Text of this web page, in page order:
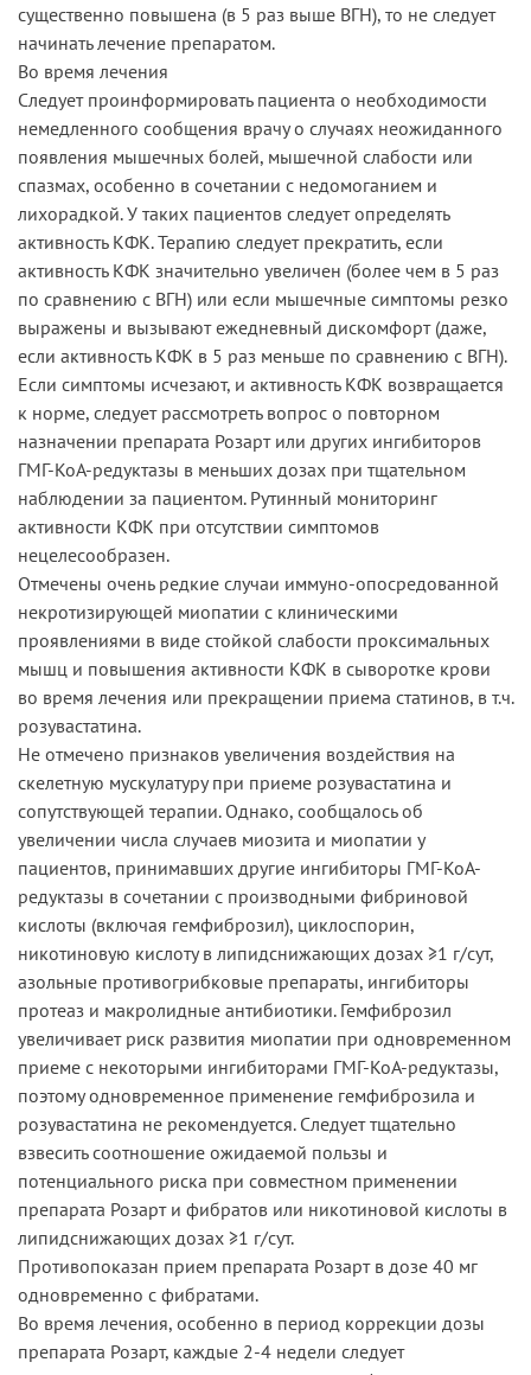
существенно повышена (в 5 раз выше ВГН), то не следует
начинать лечение препаратом.
Во время лечения
Следует проинформировать пациента о необходимости
немедленного сообщения врачу о случаях неожиданного
появления мышечных болей, мышечной слабости или
спазмах, особенно в сочетании с недомоганием и
лихорадкой. У таких пациентов следует определять
активность КФК. Терапию следует прекратить, если
активность КФК значительно увеличен (более чем в 5 раз
по сравнению с ВГН) или если мышечные симптомы резко
выражены и вызывают ежедневный дискомфорт (даже,
если активность КФК в 5 раз меньше по сравнению с ВГН).
Если симптомы исчезают, и активность КФК возвращается
к норме, следует рассмотреть вопрос о повторном
назначении препарата Розарт или других ингибиторов
ГМГ-КоА-редуктазы в меньших дозах при тщательном
наблюдении за пациентом. Рутинный мониторинг
активности КФК при отсутствии симптомов
нецелесообразен.
Отмечены очень редкие случаи иммуно-опосредованной
некротизирующей миопатии с клиническими
проявлениями в виде стойкой слабости проксимальных
мышц и повышения активности КФК в сыворотке крови
во время лечения или прекращении приема статинов, в т.ч.
розувастатина.
Не отмечено признаков увеличения воздействия на
скелетную мускулатуру при приеме розувастатина и
сопутствующей терапии. Однако, сообщалось об
увеличении числа случаев миозита и миопатии у
пациентов, принимавших другие ингибиторы ГМГ-КоА-
редуктазы в сочетании с производными фибриновой
кислоты (включая гемфиброзил), циклоспорин,
никотиновую кислоту в липидснижающих дозах ≥1 г/сут,
азольные противогрибковые препараты, ингибиторы
протеаз и макролидные антибиотики. Гемфиброзил
увеличивает риск развития миопатии при одновременном
приеме с некоторыми ингибиторами ГМГ-КоА-редуктазы,
поэтому одновременное применение гемфиброзила и
розувастатина не рекомендуется. Следует тщательно
взвесить соотношение ожидаемой пользы и
потенциального риска при совместном применении
препарата Розарт и фибратов или никотиновой кислоты в
липидснижающих дозах ≥1 г/сут.
Противопоказан прием препарата Розарт в дозе 40 мг
одновременно с фибратами.
Во время лечения, особенно в период коррекции дозы
препарата Розарт, каждые 2-4 недели следует